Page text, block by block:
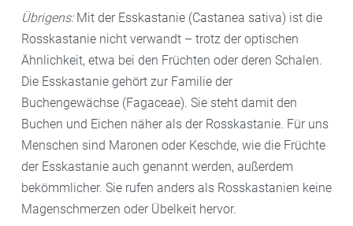
Übrigens: Mit der Esskastanie (Castanea sativa) ist die
Rosskastanie nicht verwandt – trotz der optischen
Ähnlichkeit, etwa bei den Früchten oder deren Schalen.
Die Esskastanie gehört zur Familie der
Buchengewächse (Fagaceae). Sie steht damit den
Buchen und Eichen näher als der Rosskastanie. Für uns
Menschen sind Maronen oder Keschde, wie die Früchte
der Esskastanie auch genannt werden, außerdem
bekömmlicher. Sie rufen anders als Rosskastanien keine
Magenschmerzen oder Übelkeit hervor.